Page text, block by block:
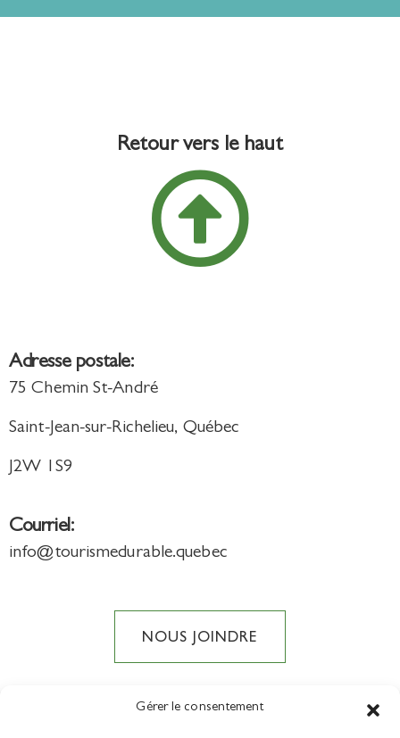
Gérer le consentement
Retour vers le haut
Adresse postale:
75 Chemin St-André
Saint-Jean-sur-Richelieu, Québec
J2W 1S9
Courriel:
info@tourismedurable.quebec
NOUS JOINDRE